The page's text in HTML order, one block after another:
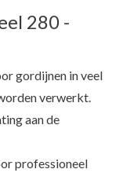
280 -
gordijnen in veel
verwerkt.
aan de
professioneel